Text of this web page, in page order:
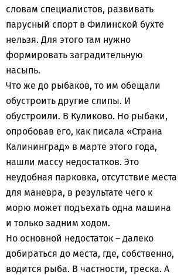
словам специалистов, развивать
парусный спорт в Филинской бухте
нельзя. Для этого там нужно
формировать заградительную
насыпь.
Что же до рыбаков, то им обещали
обустроить другие слипы. И
обустроили. В Куликово. Но рыбаки,
опробовав его, как писала «Страна
Калининград» в марте этого года,
нашли массу недостатков. Это
неудобная парковка, отсутствие места
для маневра, в результате чего к
морю может подъехать одна машина
и только задним ходом.
Но основной недостаток – далеко
добираться до места, где, собственно,
водится рыба. В частности, треска. А